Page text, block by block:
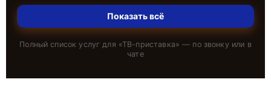
Показать всё
Полный список услуг для «ТВ-приставка» — по звонку или в
чате